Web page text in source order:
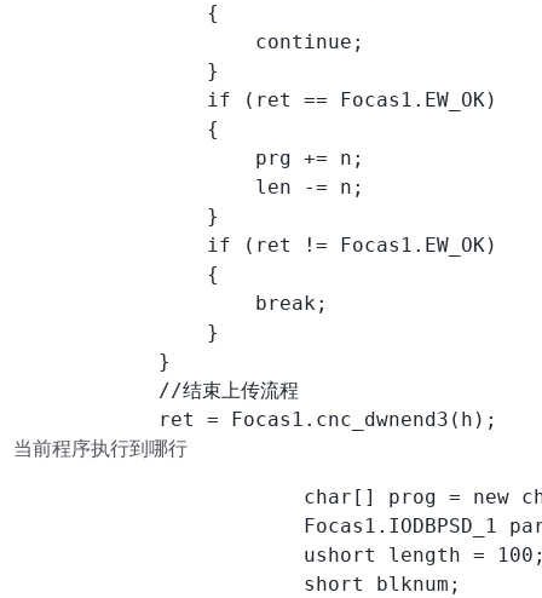
                {
                    continue;
                }
                if (ret == Focas1.EW_OK)
                {
                    prg += n;
                    len -= n;
                }
                if (ret != Focas1.EW_OK)
                {
                    break;
                }
            }
            //结束上传流程
            ret = Focas1.cnc_dwnend3(h);
当前程序执行到哪行
char[] prog = new
Focas1.IODBPSD_1
ushort length =
                        short blknum;